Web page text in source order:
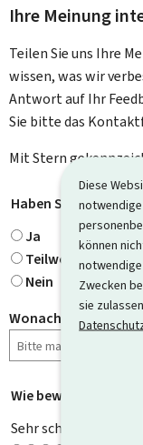
Diese
können
Zwecken
sie
Ihre Meinung
Teilen Sie uns Ihre
wissen, was wir
Antwort auf Ihr
Sie bitte das
Mit Stern
Haben Sie
Ja
Teilweise
Nein
Wonach haben Sie
Wie bewerten Sie
Sehr schlecht